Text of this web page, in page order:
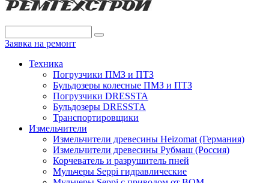
Заявка на ремонт
Техника
Погрузчики ПМЗ и ПТЗ
Бульдозеры колесные ПМЗ и ПТЗ
Погрузчики DRESSTA
Бульдозеры DRESSTA
Транспортировщики
Измельчители
Измельчители древесины Heizomat (Германия)
Измельчители древесины Рубмаш (Россия)
Корчеватель и разрушитель пней
Мульчеры Seppi гидравлические